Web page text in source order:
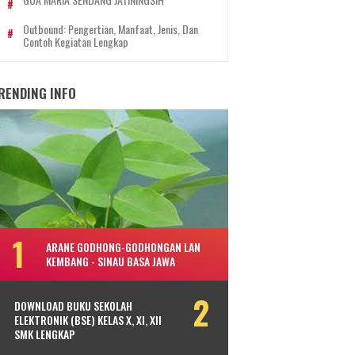
Outbound: Pengertian, Manfaat, Jenis, Dan
Contoh Kegiatan Lengkap
INFO
ARANE GODHONG-GODHONGAN LAN
KEMBANG - SINAU BASA JAWA
DOWNLOAD BUKU SEKOLAH
ELEKTRONIK (BSE) KELAS X, XI, XII
SMK LENGKAP